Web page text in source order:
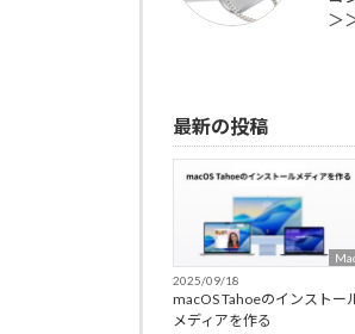
＞
最新の投稿
2025/09/18
macOS Tahoeのインストー
メディアを作る